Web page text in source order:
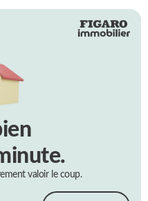
valoir le coup.